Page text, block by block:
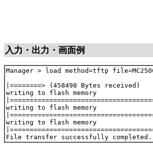
入力・出力・画面例
Manager > load method=tftp
|========> (458498 Bytes received)
writing to flash memory
writing to flash memory
writing to flash memory